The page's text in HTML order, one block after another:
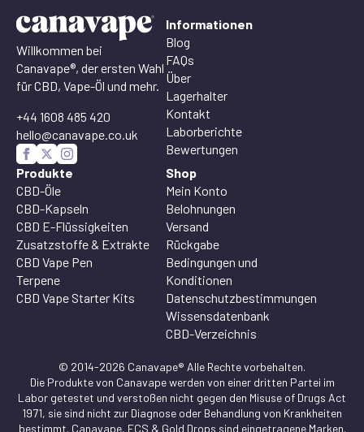
Willkommen bei
Canavape®, der ersten Wahl
für CBD, Vape-Öl und mehr.
+44 1608 485 420
hello@canavape.co.uk
Informationen
Blog
FAQs
Über
Lagerhalter
Kontakt
Laborberichte
Bewertungen
Produkte
CBD-Öle
CBD-Kapseln
CBD E-Flüssigkeiten
Zusatzstoffe & Extrakte
CBD Vape Pen
Terpene
CBD Vape Starter Kits
Shop
Mein Konto
Belohnungen
Versand
Rückgabe
Bedingungen und
Konditionen
Datenschutzbestimmungen
Wissensdatenbank
CBD-Verzeichnis
© 2014-2026 Canavape® Alle Rechte vorbehalten.
Die Produkte von Canavape werden von einer dritten Partei im
Labor getestet und verstoßen nicht gegen den Misuse of Drugs Act
1971, sie sind nicht zur Diagnose oder Behandlung von Krankheiten
bestimmt. Canavape, ECS & Gold Drops sind eingetragene Marken.